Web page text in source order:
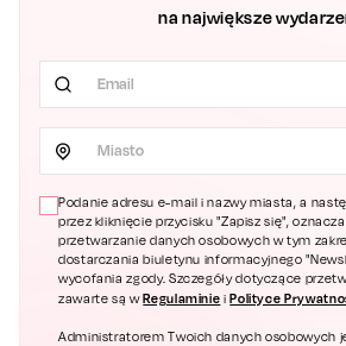
na największe
Miasto
Podanie adresu e-mail i nazwy miasta, a
przez kliknięcie przycisku "Zapisz się",
przetwarzanie danych osobowych w tym
dostarczania biuletynu informacyjnego
wycofania zgody. Szczegóły dotyczące
zawarte są wRegulaminie iPolityce
Administratorem Twoich danych osobowych